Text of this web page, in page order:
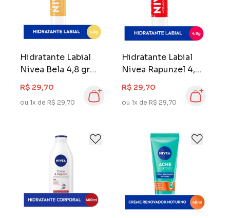
Hidratante Labial
Nivea Bela 4,8 gr
Cupcake de
Baulinha
R$ 29,70
ou 1x de R$ 29,70
Hidratante Labial
Nivea Rapunzel 4,8
gr Morango
Silvestre
R$ 29,70
ou 1x de R$ 29,70